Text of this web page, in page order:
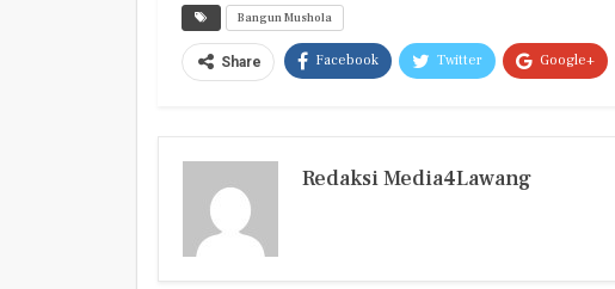
Bangun Mushola
Share Facebook Twitter Google+
Redaksi Media4Lawang